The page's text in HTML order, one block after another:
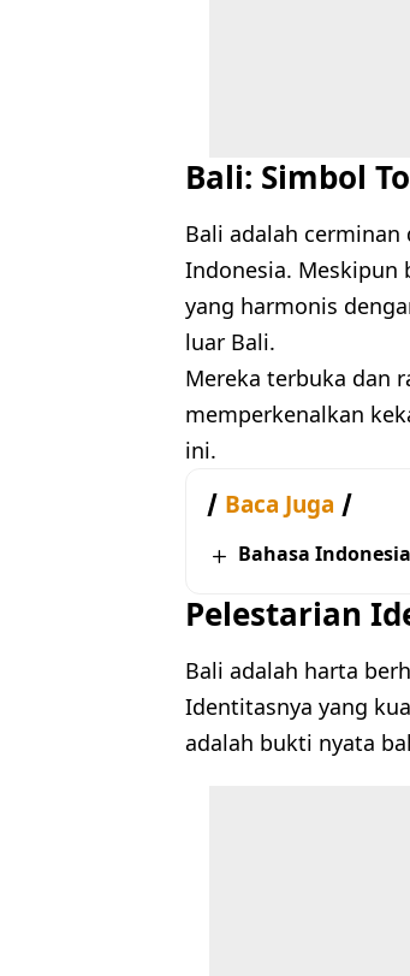
Bali: Simbol
Bali adalah
Indonesia. Meskipun
yang harmonis
luar Bali.
Mereka terbuka dan
memperkenalkan
ini.
Baca Juga
Bahasa
Pelestarian
Bali adalah harta
Identitasnya yang
adalah bukti nyata